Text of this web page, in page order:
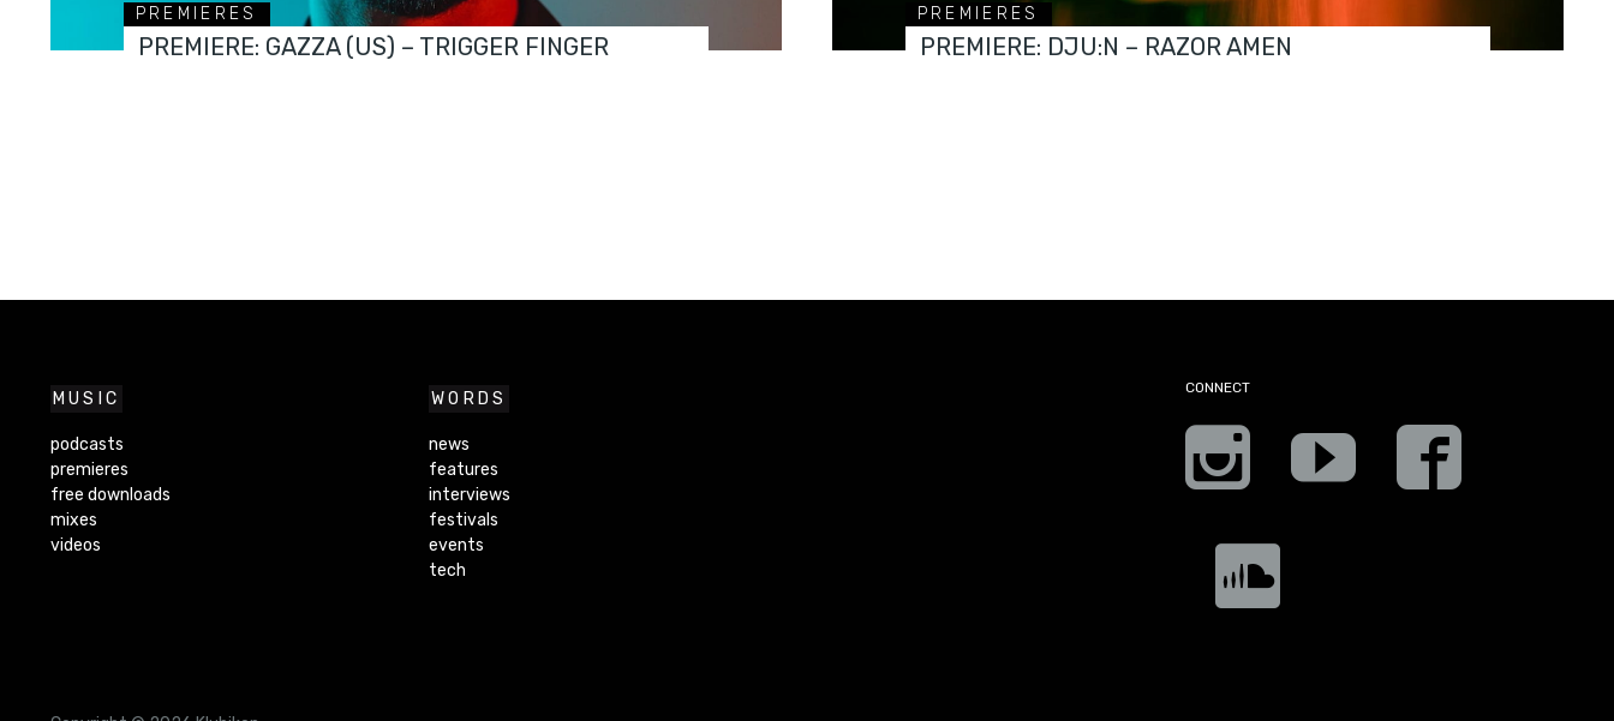
PREMIERES
PREMIERE: GAZZA (US) – TRIGGER FINGER
PREMIERES
PREMIERE: DJU:N – RAZOR AMEN
MUSIC
podcasts
premieres
free downloads
mixes
videos
WORDS
news
features
interviews
festivals
events
tech
CONNECT